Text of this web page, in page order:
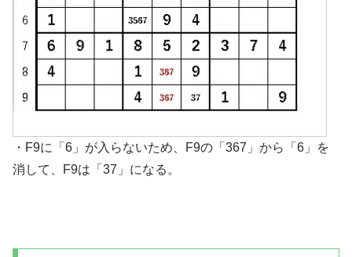
・F9に「6」が入らないため、F9の「367」から「6」を
消して、F9は「37」になる。